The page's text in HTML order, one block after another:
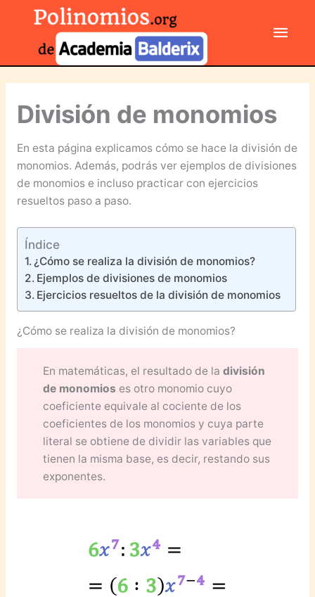
contenido
División de monomios
En esta página explicamos cómo se hace la división de
monomios. Además, podrás ver ejemplos de divisiones
de monomios e incluso practicar con ejercicios
resueltos paso a paso.
Índice
¿Cómo se realiza la división de monomios?
Ejemplos de divisiones de monomios
Ejercicios resueltos de la división de monomios
¿Cómo se realiza la división de monomios?
En matemáticas, el resultado de la división
de monomios es otro monomio cuyo
coeficiente equivale al cociente de los
coeficientes de los monomios y cuya parte
literal se obtiene de dividir las variables que
tienen la misma base, es decir, restando sus
exponentes.